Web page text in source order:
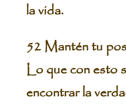
la vida.
52 Mantén tu
Lo que con esto
encontrar la